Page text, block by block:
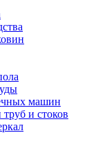
машин
и стоков